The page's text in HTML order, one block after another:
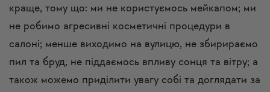
краще, тому що: ми не користуємось мейкапом; ми
не робимо агресивні косметичні процедури в
салоні; менше виходимо на вулицю, не збирираємо
пил та бруд, не піддаємось впливу сонця та вітру; а
також можемо приділити увагу собі та доглядати за